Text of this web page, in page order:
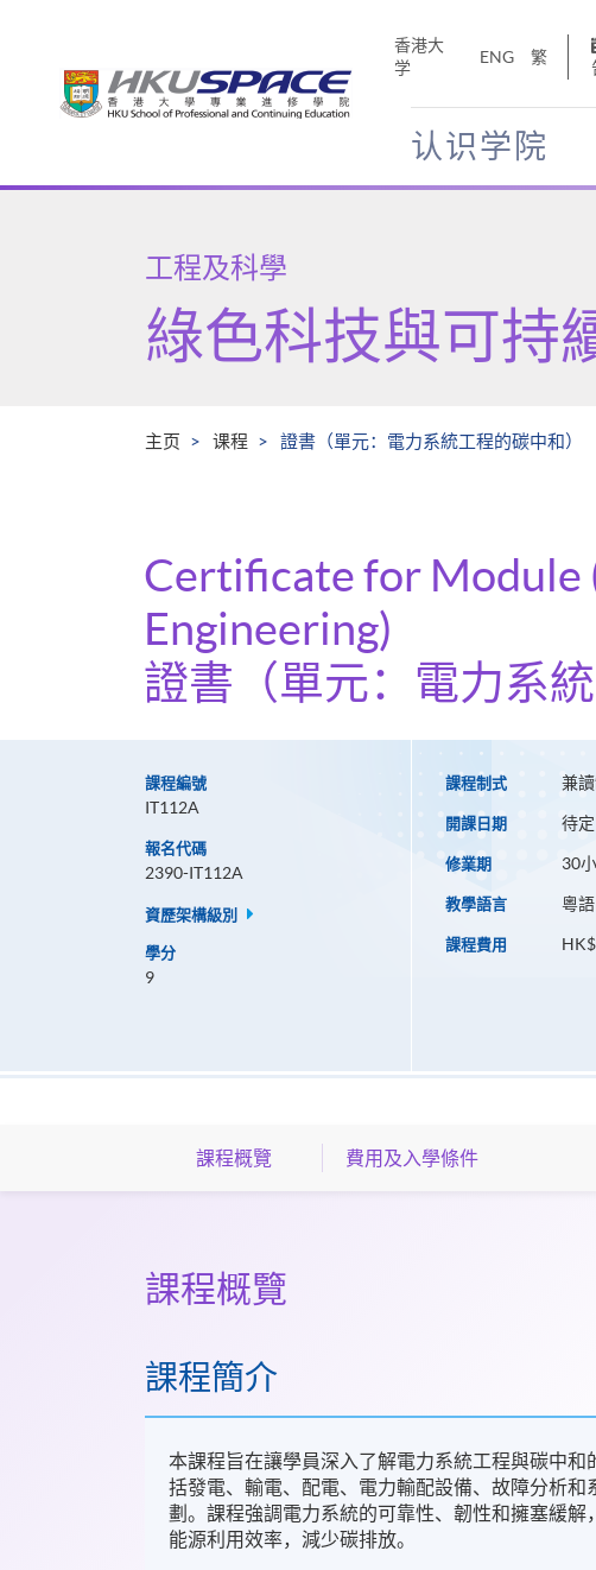
香港大
学
ENG 繁
认识学院
Main
工程及科學
綠色科技與可持
主页 课程 證書（單元：電力系統工程的碳中和）
Certificate for Module
Engineering)
證書（單元：電力系
課程編號
IT112A
報名代碼
2390-IT112A
資歷架構級別
學分
9
課程制式 兼讀
開課日期 待定
修業期 30
教學語言 粵語
課程費用
課程概覽 費用及入學條件
課程概覽
課程簡介
本課程旨在讓學員深入了解電力系統工程與碳中
括發電、輸電、配電、電力輸配設備、故障分析
劃。課程強調電力系統的可靠性、韌性和擁塞緩
能源利用效率，減少碳排放。